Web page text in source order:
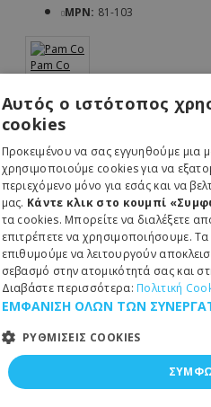
90,00€
100,00€
MPN: 81-103
Pam Co
ΚΑΛΆΘΙ
Αυτός ο ιστότοπος
cookies
Προκειμένου να σας εγγυηθούμε μια
χρησιμοποιούμε cookies για να
περιεχόμενο μόνο για εσάς και να
μας. Κάντε κλικ στο κουμπί
τα cookies. Μπορείτε να διαλέξετε
επιτρέπετε να χρησιμοποιήσουμε.
επιθυμούμε να λειτουργούν
σεβασμό στην ατομικότητά σας και
Διαβάστε περισσότερα: Πολιτική
ΕΜΦΑΝΙΣΗ ΟΛΩΝ ΤΩΝ
ΡΥΘΜΙΣΕΙΣ COOKIES